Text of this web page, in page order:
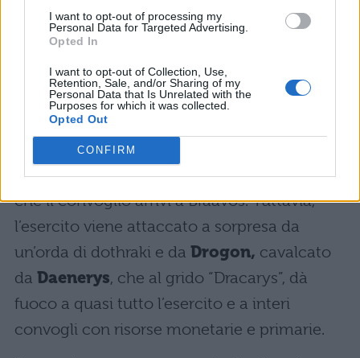
I want to opt-out of processing my
Personal Data for Targeted Advertising.
Opted In
I want to opt-out of Collection, Use,
Retention, Sale, and/or Sharing of my
Personal Data that Is Unrelated with the
Purposes for which it was collected.
Opted Out
CONFIRM
Il Trono di Spade 7
riassunto: Drogon in azione
Ad Alto Giardino, le truppe Lannister e i Tarly
hanno raccolto tutte le risorse monetarie e
lingotti d’oro, eJaime
spedizione, insieme aBronn, per controllare
che il convoglio arrivi a Braavos. Tuttavia,
l’esercito viene attaccato a sorpresa da
un’orda di dothraki e da Drogon, cavalcato
da Daenerys, che al grido “Dracarys”, dà
fuoco a quasi tutto l’esercito e a interi
convogli con risorse monetarie e primarie.